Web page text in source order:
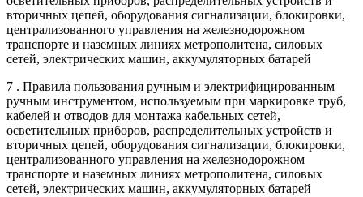
вторичных цепей, оборудования сигнализации, блокировки,
централизованного управления на железнодорожном
транспорте и наземных линиях метрополитена, силовых
сетей, электрических машин, аккумуляторных батарей
7 . Правила пользования ручным и электрифицированным
ручным инструментом, используемым при маркировке труб,
кабелей и отводов для монтажа кабельных сетей,
осветительных приборов, распределительных устройств и
вторичных цепей, оборудования сигнализации, блокировки,
централизованного управления на железнодорожном
транспорте и наземных линиях метрополитена, силовых
сетей, электрических машин, аккумуляторных батарей